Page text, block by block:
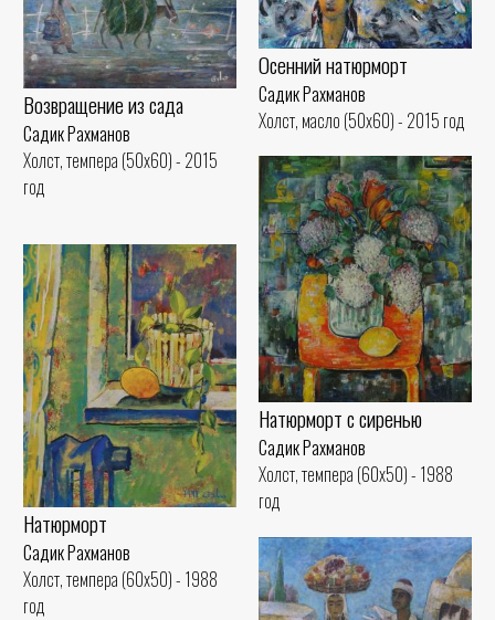
Осенний натюрморт
Садик Рахманов
Холст, масло (50x60) - 2015 год
Возвращение из сада
Садик Рахманов
Холст, темпера (50x60) - 2015
год
Натюрморт с сиренью
Садик Рахманов
Холст, темпера (60x50) - 1988
год
Натюрморт
Садик Рахманов
Холст, темпера (60x50) - 1988
год